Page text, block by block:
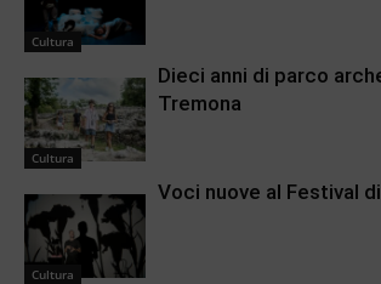
Cultura
Cultura
Dieci anni di parco
Tremona
Cultura
Voci nuove al Festival